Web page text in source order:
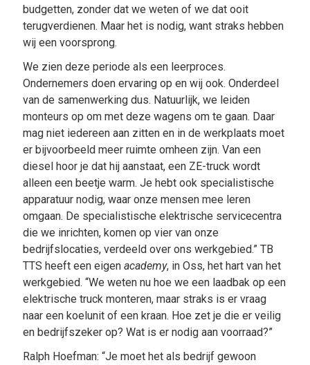
budgetten, zonder dat we weten of we dat ooit
terugverdienen. Maar het is nodig, want straks hebben
wij een voorsprong.
We zien deze periode als een leerproces.
Ondernemers doen ervaring op en wij ook. Onderdeel
van de samenwerking dus. Natuurlijk, we leiden
monteurs op om met deze wagens om te gaan. Daar
mag niet iedereen aan zitten en in de werkplaats moet
er bijvoorbeeld meer ruimte omheen zijn. Van een
diesel hoor je dat hij aanstaat, een ZE-truck wordt
alleen een beetje warm. Je hebt ook specialistische
apparatuur nodig, waar onze mensen mee leren
omgaan. De specialistische elektrische servicecentra
die we inrichten, komen op vier van onze
bedrijfslocaties, verdeeld over ons werkgebied.” TB
TTS heeft een eigen academy, in Oss, het hart van het
werkgebied. “We weten nu hoe we een laadbak op een
elektrische truck monteren, maar straks is er vraag
naar een koelunit of een kraan. Hoe zet je die er veilig
en bedrijfszeker op? Wat is er nodig aan voorraad?”
Ralph Hoefman: “Je moet het als bedrijf gewoon